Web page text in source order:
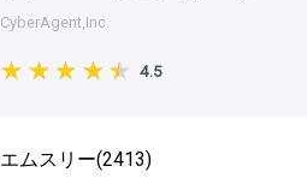
CyberAgent,Inc.
4.5
エムスリー(2413)